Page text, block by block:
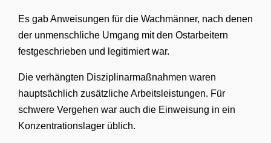
Es gab Anweisungen für die Wachmänner, nach denen
der unmenschliche Umgang mit den Ostarbeitern
festgeschrieben und legitimiert war.
Die verhängten Disziplinarmaßnahmen waren
hauptsächlich zusätzliche Arbeitsleistungen. Für
schwere Vergehen war auch die Einweisung in ein
Konzentrationslager üblich.